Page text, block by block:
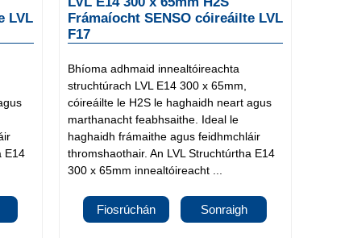
LVL
E14
Frámaíocht SENSO cóireáilte LVL
F17
Bhíoma adhmaid innealtóireachta
struchtúrach LVL E14 300 x 65mm,
cóireáilte le H2S le haghaidh neart agus
marthanacht feabhsaithe. Ideal le
haghaidh frámaithe agus feidhmchláir
thromshaothair. An LVL Struchtúrtha E14
300 x 65mm innealtóireacht ...
Fiosrúchán Sonraigh